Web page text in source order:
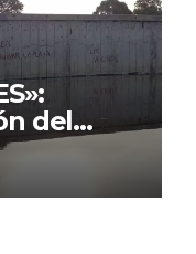
del
Lara
parálisis